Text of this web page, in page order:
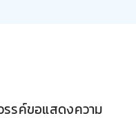
รรค์ขอแสดงความ